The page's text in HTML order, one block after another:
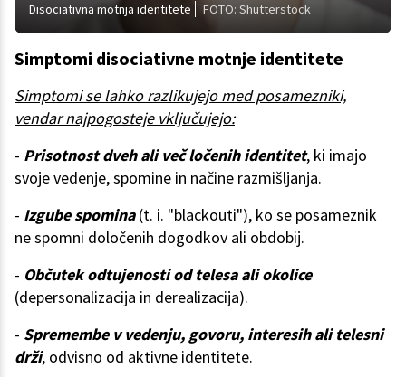
Disociativna motnja identitete FOTO: Shutterstock
Simptomi disociativne motnje identitete
Simptomi se lahko razlikujejo med posamezniki,
vendar najpogosteje vključujejo:
- Prisotnost dveh ali več ločenih identitet, ki imajo
svoje vedenje, spomine in načine razmišljanja.
- Izgube spomina(t. i. "blackouti"), ko se posameznik
ne spomni določenih dogodkov ali obdobij.
- Občutek odtujenosti od telesa ali okolice
(depersonalizacija in derealizacija).
- Spremembe v vedenju, govoru, interesih ali telesni
drži, odvisno od aktivne identitete.